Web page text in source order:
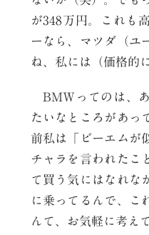
が348万円。これも
ーなら、マツダ（ユ
ね、私には（価格的
BMWってのは、
たいなところがあっ
前私は「ビーエムが
チャラを言われたこ
て買う気にはなれな
に乗ってるんで、こ
んて、お気軽に考え